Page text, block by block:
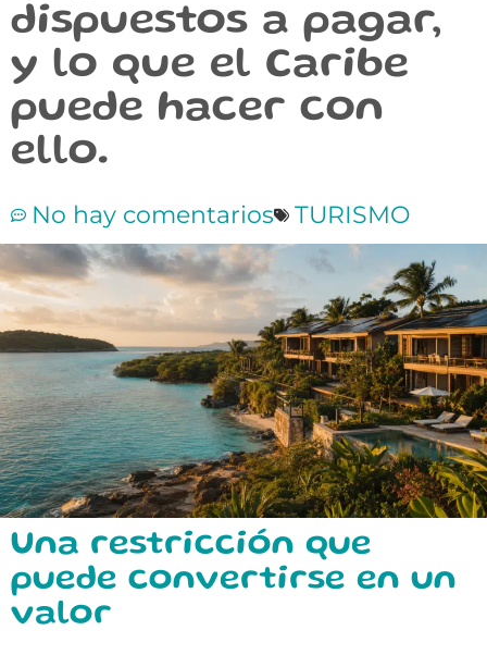
dispuestos a pagar,
y lo que el Caribe
puede hacer con
ello.
No hay comentarios TURISMO
Una restricción que
puede convertirse en un
valor